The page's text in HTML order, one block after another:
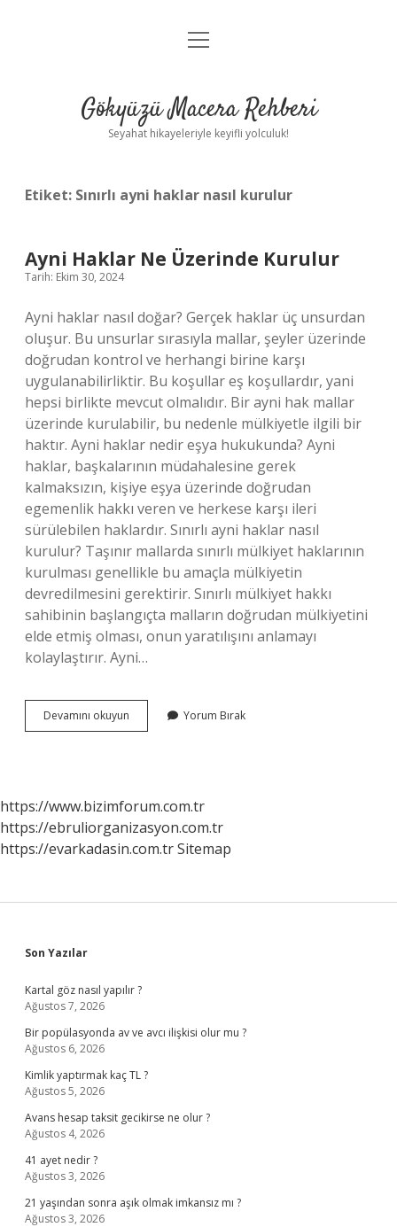
Anasayfa
Yasal Uyarı
menüyü
Gökyüzü Macera Rehberi
Seyahat hikayeleriyle keyifli yolculuk!
Etiket: Sınırlı ayni haklar nasıl kurulur
Ayni Haklar Ne Üzerinde Kurulur
Tarih: Ekim 30, 2024
Ayni haklar nasıl doğar? Gerçek haklar üç unsurdan
oluşur. Bu unsurlar sırasıyla mallar, şeyler üzerinde
doğrudan kontrol ve herhangi birine karşı
uygulanabilirliktir. Bu koşullar eş koşullardır, yani
hepsi birlikte mevcut olmalıdır. Bir ayni hak mallar
üzerinde kurulabilir, bu nedenle mülkiyetle ilgili bir
haktır. Ayni haklar nedir eşya hukukunda? Ayni
haklar, başkalarının müdahalesine gerek
kalmaksızın, kişiye eşya üzerinde doğrudan
egemenlik hakkı veren ve herkese karşı ileri
sürülebilen haklardır. Sınırlı ayni haklar nasıl
kurulur? Taşınır mallarda sınırlı mülkiyet haklarının
kurulması genellikle bu amaçla mülkiyetin
devredilmesini gerektirir. Sınırlı mülkiyet hakkı
sahibinin başlangıçta malların doğrudan mülkiyetini
elde etmiş olması, onun yaratılışını anlamayı
kolaylaştırır. Ayni…
Devamını okuyun
Haklar
Yorum Bırak
https://www.bizimforum.com.tr
https://ebruliorganizasyon.com.tr
https://evarkadasin.com.trSitemap
Sidebar
Son Yazılar
Kartal göz nasıl yapılır ?
Ağustos 7, 2026
Bir popülasyonda av ve avcı ilişkisi olur mu ?
Ağustos 6, 2026
Kimlik yaptırmak kaç TL ?
Ağustos 5, 2026
Avans hesap taksit gecikirse ne olur ?
Ağustos 4, 2026
41 ayet nedir ?
Ağustos 3, 2026
21 yaşından sonra aşık olmak imkansız mı ?
Ağustos 3, 2026